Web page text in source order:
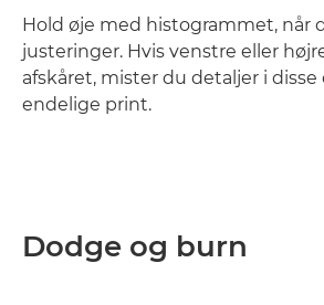
Hold øje med histogrammet, når
justeringer. Hvis venstre eller
afskåret, mister du detaljer i
endelige print.
Dodge og burn